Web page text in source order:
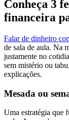
Conheça 3
financeira
Falar de dinheiro
de sala de aula. Na
justamente no
sem mistério ou
explicações.
Mesada ou
Uma estratégia que